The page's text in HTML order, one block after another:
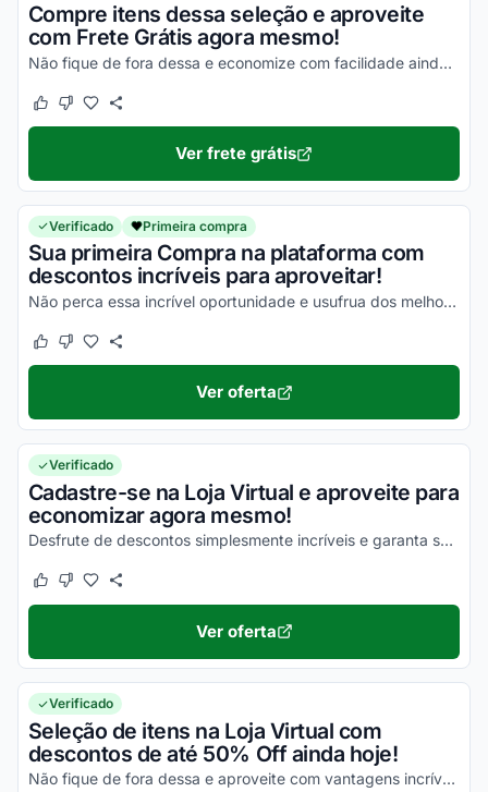
Compre itens dessa seleção e aproveite
com Frete Grátis agora mesmo!
Não fique de fora dessa e economize com facilidade ainda hoje!
Este cupom funcionou
Este cupom não funcionou
Ver frete grátis
Verificado Primeira compra
Sua primeira Compra na plataforma com
descontos incríveis para aproveitar!
Não perca essa incrível oportunidade e usufrua dos melhores descontos!
Este cupom funcionou
Este cupom não funcionou
Ver oferta
Verificado
Cadastre-se na Loja Virtual e aproveite para
economizar agora mesmo!
Desfrute de descontos simplesmente incríveis e garanta seus benefícios!
Este cupom funcionou
Este cupom não funcionou
Ver oferta
Verificado
Seleção de itens na Loja Virtual com
descontos de até 50% Off ainda hoje!
Não fique de fora dessa e aproveite com vantagens incríveis em todas as suas compras!